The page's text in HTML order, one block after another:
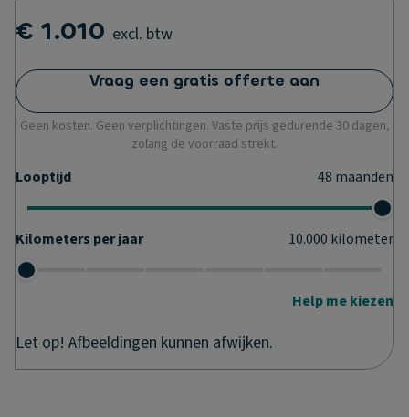
€ 1.010 excl. btw
Vraag een gratis offerte aan
Geen kosten. Geen verplichtingen. Vaste prijs gedurende 30 dagen,
zolang de voorraad strekt.
Looptijd 48 maanden
Kilometers per jaar 10.000 kilometer
Help me kiezen
Let op! Afbeeldingen kunnen afwijken.